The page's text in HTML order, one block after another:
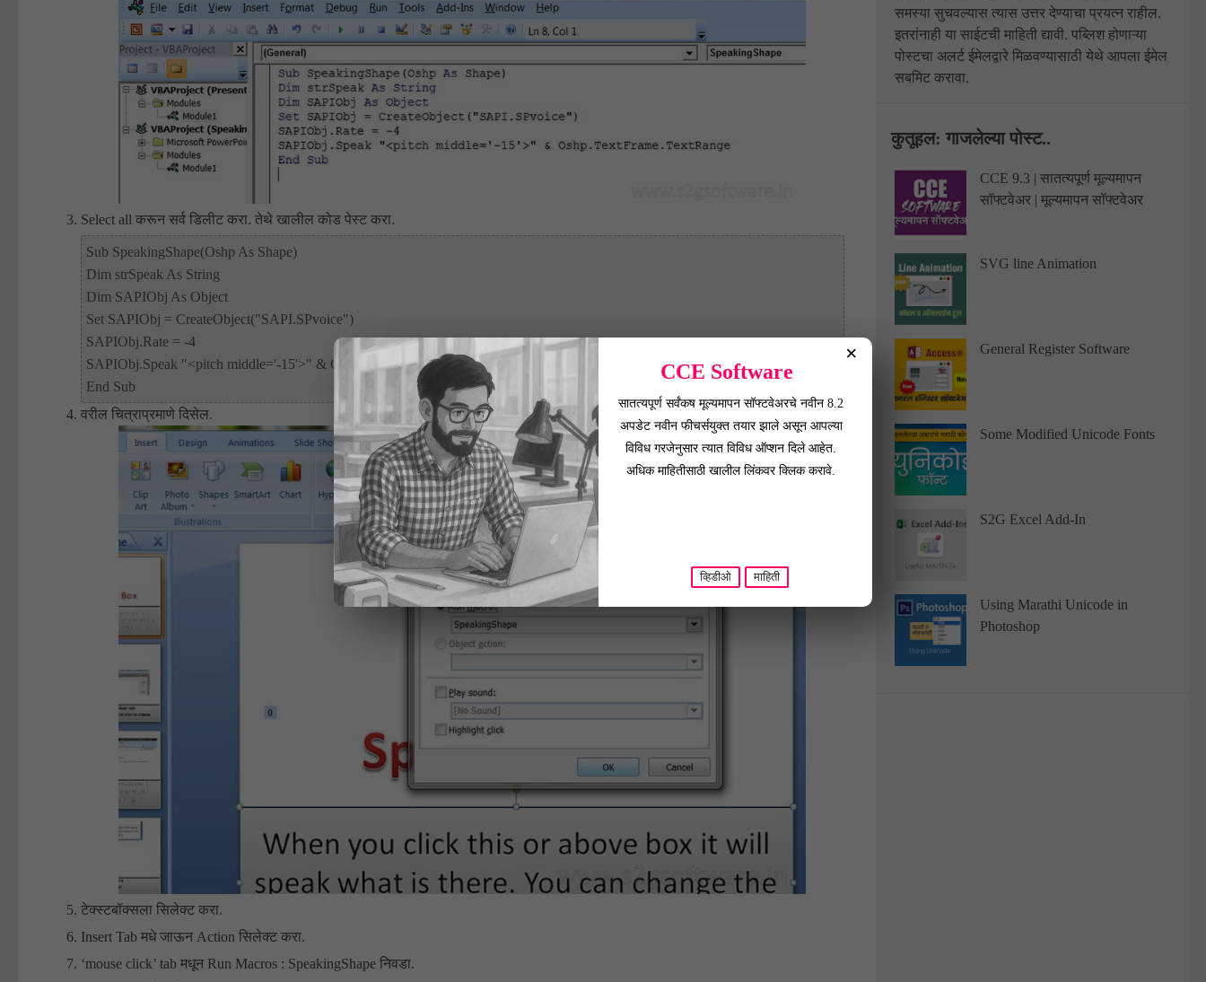
Select all करून सर्व डिलीट करा. तेथे खालील कोड पेस्ट करा.
Sub SpeakingShape(Oshp As Shape)
Dim strSpeak As String
Dim SAPIObj As Object
Set SAPIObj = CreateObject("SAPI.SPvoice")
SAPIObj.Rate = -4
SAPIObj.Speak "<pitch middle='-15'>" & Oshp.TextFrame.TextRange
End Sub
वरील चित्राप्रमाणे दिसेल.
टेक्स्टबॉक्सला सिलेक्ट करा.
Insert Tab मधे जाऊन Action सिलेक्ट करा.
‘mouse click’ tab मधून Run Macros : SpeakingShape निवडा.
समस्या सुचवल्यास त्यास उत्तर देण्याचा प्रयत्न राहील.
इतरांनाही या साईटची माहिती द्यावी. पब्लिश होणाऱ्या
पोस्टचा अलर्ट ईमेलद्वारे मिळवण्यासाठी येथे आपला ईमेल
सबमिट करावा.
कुतूहल: गाजलेल्या पोस्ट..
CCE 9.3 | सातत्यपूर्ण मूल्यमापन
सॉफ्टवेअर | मूल्यमापन सॉफ्टवेअर
SVG line Animation
General Register Software
Some Modified Unicode Fonts
S2G Excel Add-In
Using Marathi Unicode in
Photoshop
×
CCE Software
सातत्यपूर्ण सर्वंकष मूल्यमापन सॉफ्टवेअरचे नवीन 8.2
अपडेट नवीन फीचर्सयुक्त तयार झाले असून आपल्या
विविध गरजेनुसार त्यात विविध ऑप्शन दिले आहेत.
अधिक माहितीसाठी खालील लिंकवर क्लिक करावे.
व्हिडीओ माहिती